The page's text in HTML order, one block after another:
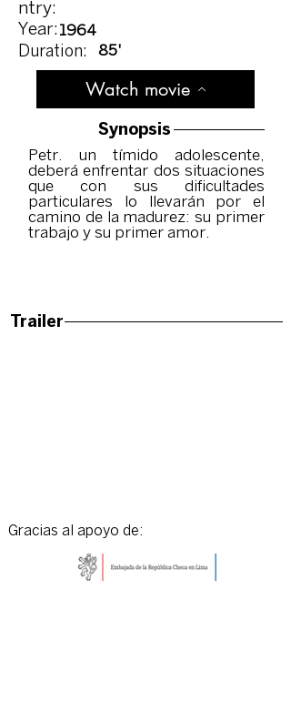
ntry:
Year: 1964
Duration: 85'
Watch movie
Synopsis
Petr. un tímido adolescente,
deberá enfrentar dos situaciones
que con sus dificultades
particulares lo llevarán por el
camino de la madurez: su primer
trabajo y su primer amor.
Trailer
Gracias al apoyo de: